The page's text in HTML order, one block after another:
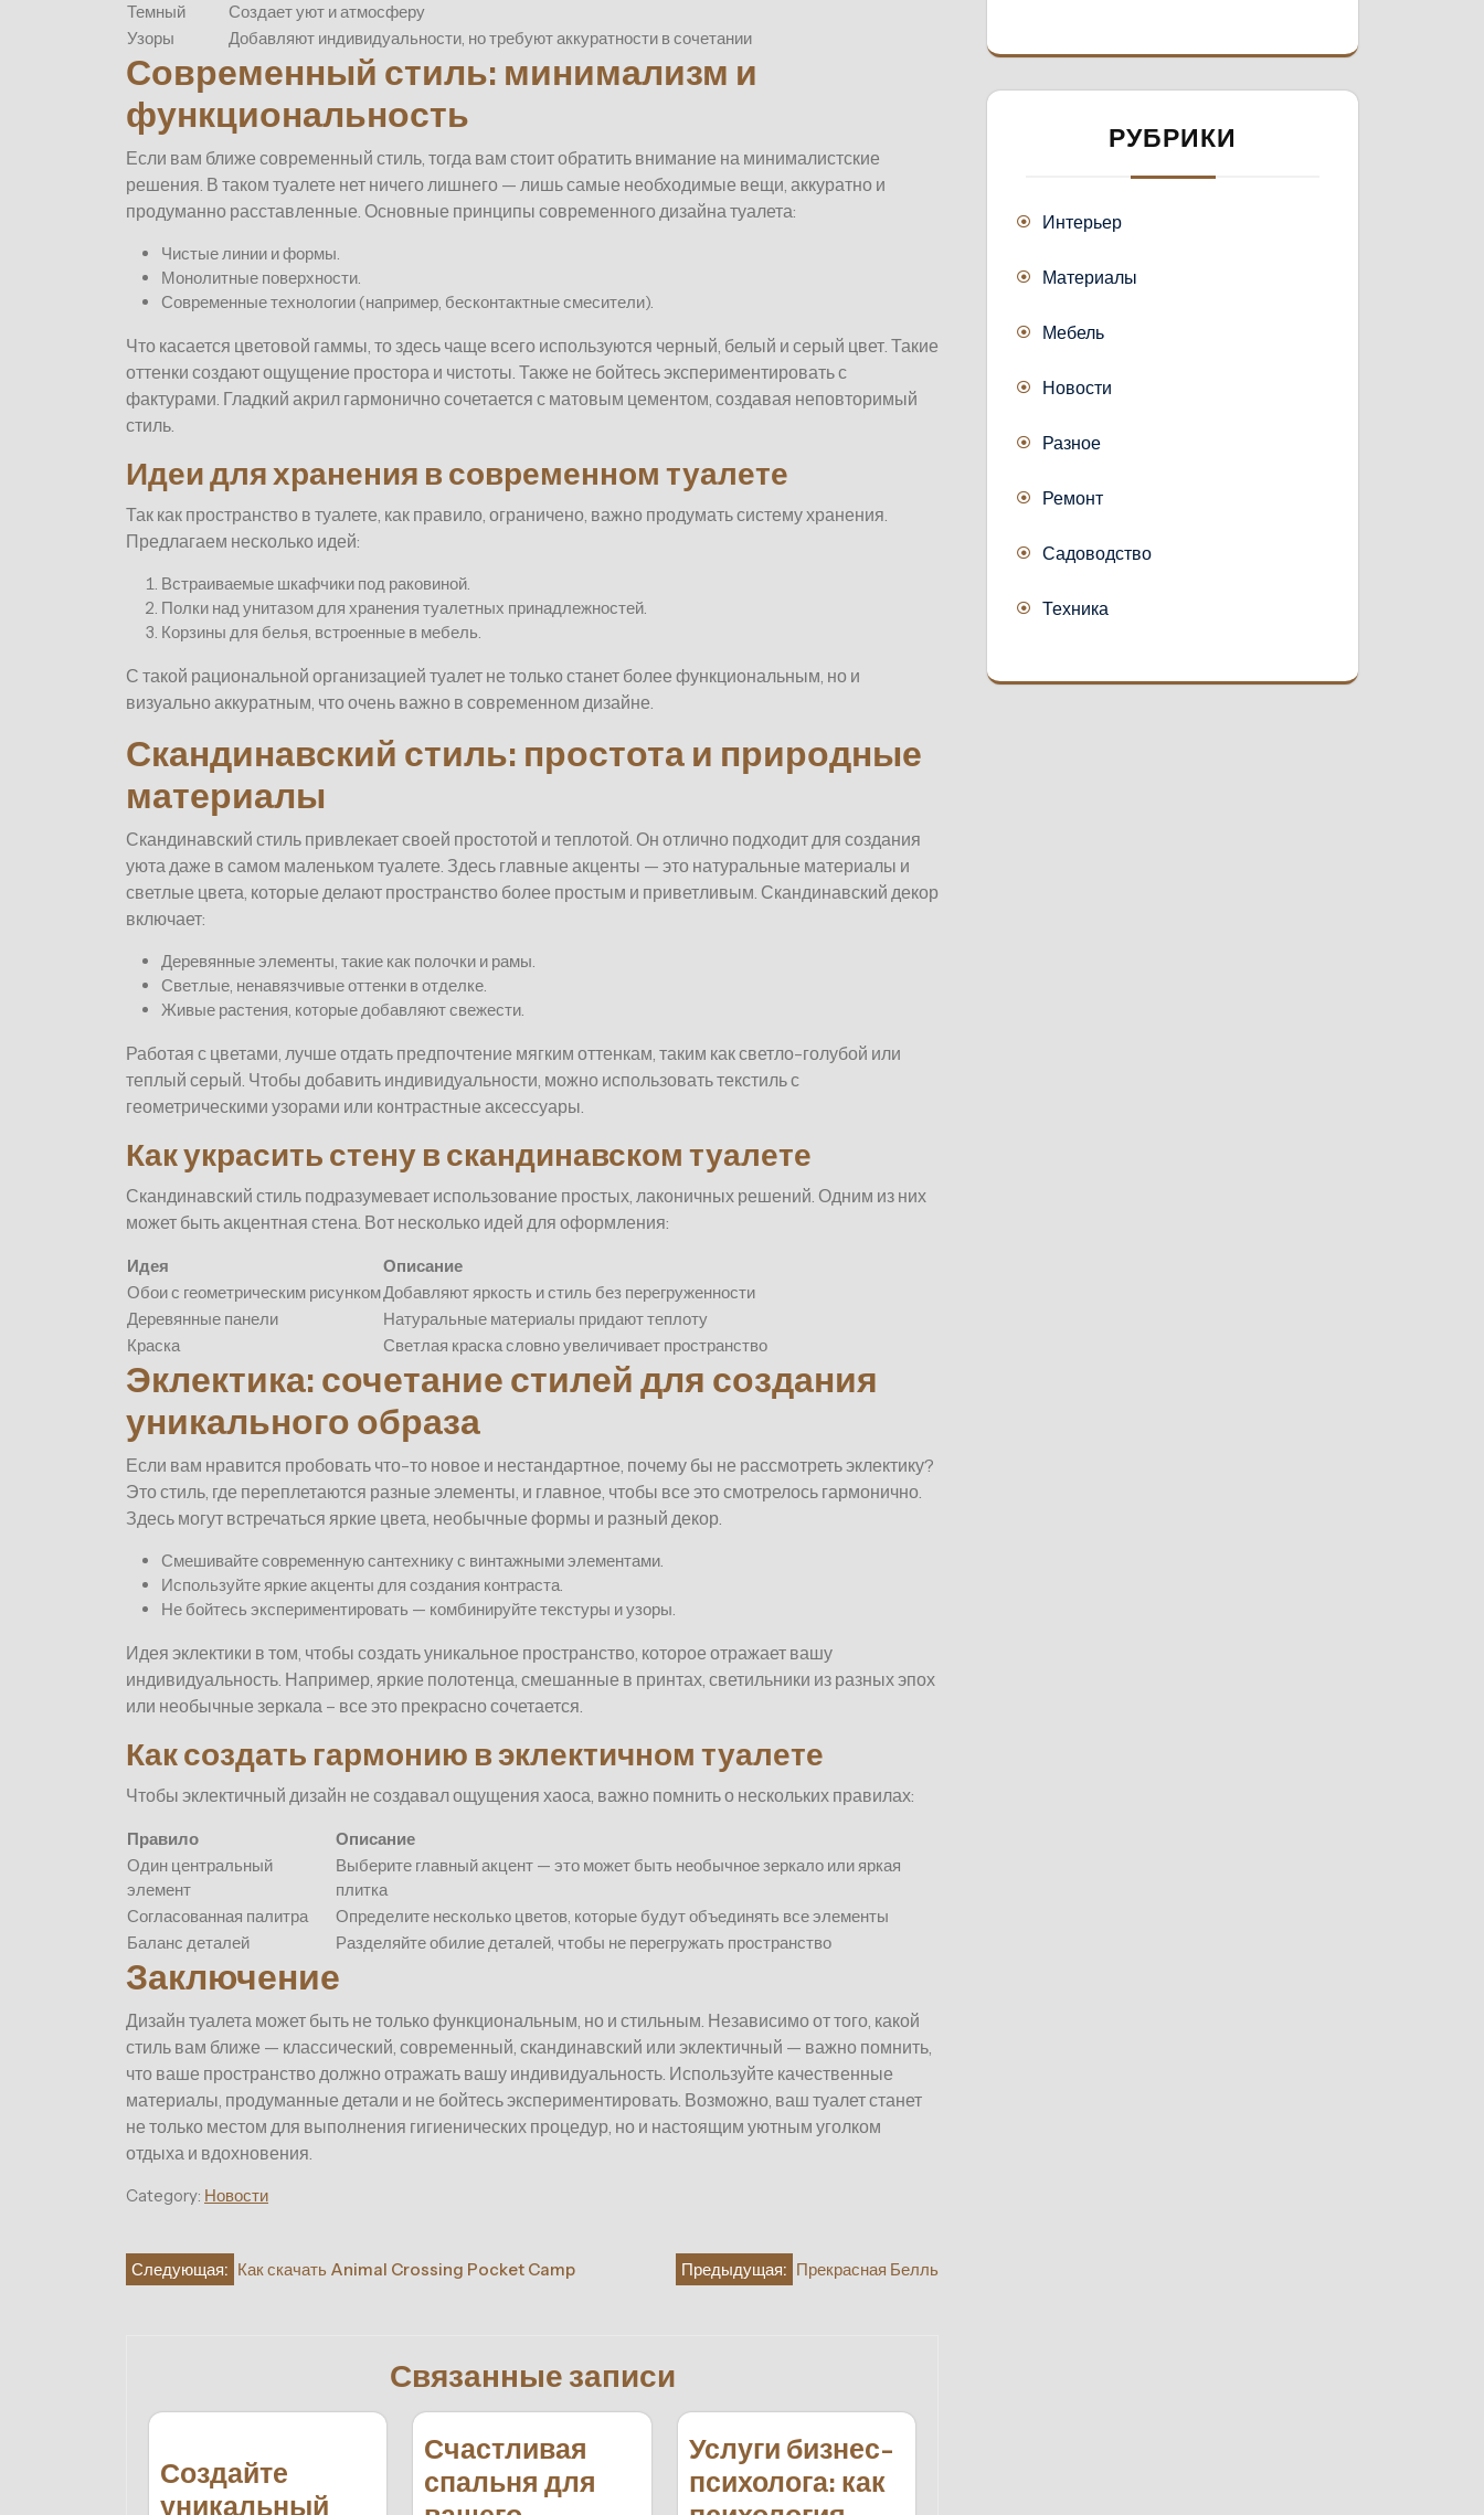
Темный
Создает уют и атмосферу
Узоры
Добавляют индивидуальности, но требуют аккуратности в сочетании
Современный стиль: минимализм и
функциональность
Если вам ближе современный стиль, тогда вам стоит обратить внимание на минималистские
решения. В таком туалете нет ничего лишнего — лишь самые необходимые вещи, аккуратно и
продуманно расставленные. Основные принципы современного дизайна туалета:
Чистые линии и формы.
Монолитные поверхности.
Современные технологии (например, бесконтактные смесители).
Что касается цветовой гаммы, то здесь чаще всего используются черный, белый и серый цвет. Такие
оттенки создают ощущение простора и чистоты. Также не бойтесь экспериментировать с
фактурами. Гладкий акрил гармонично сочетается с матовым цементом, создавая неповторимый
стиль.
Идеи для хранения в современном туалете
Так как пространство в туалете, как правило, ограничено, важно продумать систему хранения.
Предлагаем несколько идей:
Встраиваемые шкафчики под раковиной.
Полки над унитазом для хранения туалетных принадлежностей.
Корзины для белья, встроенные в мебель.
С такой рациональной организацией туалет не только станет более функциональным, но и
визуально аккуратным, что очень важно в современном дизайне.
Скандинавский стиль: простота и природные
материалы
Скандинавский стиль привлекает своей простотой и теплотой. Он отлично подходит для создания
уюта даже в самом маленьком туалете. Здесь главные акценты — это натуральные материалы и
светлые цвета, которые делают пространство более простым и приветливым. Скандинавский декор
включает:
Деревянные элементы, такие как полочки и рамы.
Светлые, ненавязчивые оттенки в отделке.
Живые растения, которые добавляют свежести.
Работая с цветами, лучше отдать предпочтение мягким оттенкам, таким как светло-голубой или
теплый серый. Чтобы добавить индивидуальности, можно использовать текстиль с
геометрическими узорами или контрастные аксессуары.
Как украсить стену в скандинавском туалете
Скандинавский стиль подразумевает использование простых, лаконичных решений. Одним из них
может быть акцентная стена. Вот несколько идей для оформления:
Идея
Описание
Обои с геометрическим рисункомДобавляют яркость и стиль без перегруженности
Деревянные панели
Натуральные материалы придают теплоту
Краска
Светлая краска словно увеличивает пространство
Эклектика: сочетание стилей для создания
уникального образа
Если вам нравится пробовать что-то новое и нестандартное, почему бы не рассмотреть эклектику?
Это стиль, где переплетаются разные элементы, и главное, чтобы все это смотрелось гармонично.
Здесь могут встречаться яркие цвета, необычные формы и разный декор.
Смешивайте современную сантехнику с винтажными элементами.
Используйте яркие акценты для создания контраста.
Не бойтесь экспериментировать — комбинируйте текстуры и узоры.
Идея эклектики в том, чтобы создать уникальное пространство, которое отражает вашу
индивидуальность. Например, яркие полотенца, смешанные в принтах, светильники из разных эпох
или необычные зеркала – все это прекрасно сочетается.
Как создать гармонию в эклектичном туалете
Чтобы эклектичный дизайн не создавал ощущения хаоса, важно помнить о нескольких правилах:
Правило
Описание
Один центральный
элемент
Выберите главный акцент — это может быть необычное зеркало или яркая
плитка
Согласованная палитра
Определите несколько цветов, которые будут объединять все элементы
Баланс деталей
Разделяйте обилие деталей, чтобы не перегружать пространство
Заключение
Дизайн туалета может быть не только функциональным, но и стильным. Независимо от того, какой
стиль вам ближе — классический, современный, скандинавский или эклектичный — важно помнить,
что ваше пространство должно отражать вашу индивидуальность. Используйте качественные
материалы, продуманные детали и не бойтесь экспериментировать. Возможно, ваш туалет станет
не только местом для выполнения гигиенических процедур, но и настоящим уютным уголком
отдыха и вдохновения.
Category: Новости
Навигация
Предыдущая: Прекрасная Белль
Следующая: Как скачать Animal Crossing Pocket Camp
Связанные записи
Создайте
уникальный
Счастливая
спальня для
Услуги бизнес-
психолога: как
РУБРИКИ
Интерьер
Материалы
Мебель
Новости
Разное
Ремонт
Садоводство
Техника